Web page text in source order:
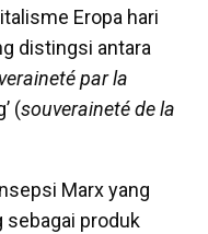
Eropa hari
distingsi antara
par la
(souveraineté de la
Marx yang
sebagai produk